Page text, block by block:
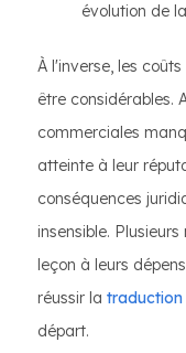
évolution de
À l'inverse, les
être considérables.
commerciales
atteinte à leur
conséquences
insensible.
leçon à leurs
réussir la traduction
départ.